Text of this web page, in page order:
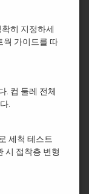
히 지정하세
웍 가이드를 따
. 컵 둘레 전체
.
세척 테스트
시 접착층 변형